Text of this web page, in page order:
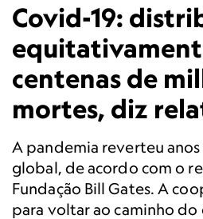
Covid-19:
centenas de
mortes, diz
A pandemia reverteu
global, de acordo com o
Fundação Bill Gates. A
para voltar ao caminho